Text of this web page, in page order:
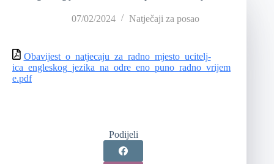
07/02/2024 Natječaji za posao
Obavijest_o_natjecaju_za_radno_mjesto_ucitelj-
ica_engleskog_jezika_na_odre_eno_puno_radno_vrijem
e.pdf
Podijeli